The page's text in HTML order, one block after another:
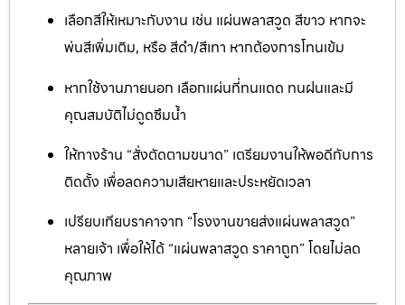
เลือกสีให้เหมาะกับงาน เช่น แผ่นพลาสวูด สีขาว หากจะ
พ่นสีเพิ่มเติม, หรือ สีดำ/สีเทา หากต้องการโทนเข้ม
หากใช้งานภายนอก เลือกแผ่นที่ทนแดด ทนฝนและมี
คุณสมบัติไม่ดูดซึมน้ำ
ให้ทางร้าน “สั่งตัดตามขนาด” เตรียมงานให้พอดีกับการ
ติดตั้ง เพื่อลดความเสียหายและประหยัดเวลา
เปรียบเทียบราคาจาก “โรงงานขายส่งแผ่นพลาสวูด”
หลายเจ้า เพื่อให้ได้ “แผ่นพลาสวูด ราคาถูก” โดยไม่ลด
คุณภาพ